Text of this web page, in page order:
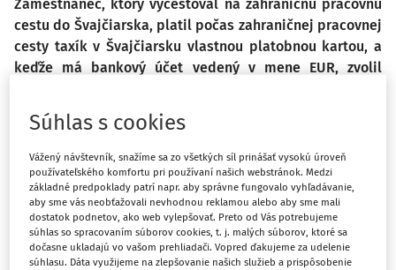
Zamestnanec, ktorý vycestoval na zahraničnú pracovnú
cestu do Švajčiarska, platil počas zahraničnej pracovnej
cesty taxík v Švajčiarsku vlastnou platobnou kartou, a
keďže má bankový účet vedený v mene EUR, zvolil
čiastku v obidvoch menách, a teda v CHF aj v EUR. Keďže
mu z jeho osobného bankového účtu bola stiahnutá
hodnota v EUR, naša otázka je, či môže tento výdavok na
zahraničnú pracovnú cestu vyúčtovať v EUR, aby nebol
posunom kurzu CHF v strate? Je možné, aby do
vyúčtovania zahraničnej pracovnej cesty mimo EÚ použil
dve meny? Napríklad stravné a vreckové si nárokuje
v CHF a výdavok na taxi v EUR? Je to podľa legislatívy
Súhlas s cookies
Vážený návštevník, snažíme sa zo všetkých síl prinášať vysokú úroveň
používateľského komfortu pri používaní našich webstránok. Medzi
základné predpoklady patrí napr. aby správne fungovalo vyhľadávanie,
aby sme vás neobťažovali nevhodnou reklamou alebo aby sme mali
dostatok podnetov, ako web vylepšovať. Preto od Vás potrebujeme
súhlas so spracovaním súborov cookies, t. j. malých súborov, ktoré sa
dočasne ukladajú vo vašom prehliadači. Vopred ďakujeme za udelenie
súhlasu. Dáta využijeme na zlepšovanie našich služieb a prispôsobenie